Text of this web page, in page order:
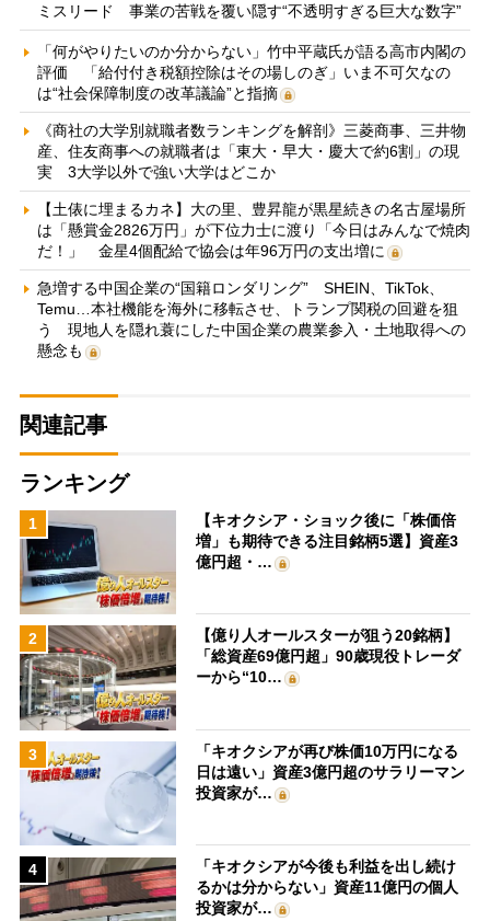
ミスリード 事業の苦戦を覆い隠す“不透明すぎる巨大な数字”
「何がやりたいのか分からない」竹中平蔵氏が語る高市内閣の
評価 「給付付き税額控除はその場しのぎ」いま不可欠なの
は“社会保障制度の改革議論”と指摘
《商社の大学別就職者数ランキングを解剖》三菱商事、三井物
産、住友商事への就職者は「東大・早大・慶大で約6割」の現
実 3大学以外で強い大学はどこか
【土俵に埋まるカネ】大の里、豊昇龍が黒星続きの名古屋場所
は「懸賞金2826万円」が下位力士に渡り「今日はみんなで焼肉
だ！」 金星4個配給で協会は年96万円の支出増に
急増する中国企業の“国籍ロンダリング” SHEIN、TikTok、
Temu…本社機能を海外に移転させ、トランプ関税の回避を狙
う 現地人を隠れ蓑にした中国企業の農業参入・土地取得への
懸念も
関連記事
ランキング
1
【キオクシア・ショック後に「株価倍
増」も期待できる注目銘柄5選】資産3
億円超・…
2
【億り人オールスターが狙う20銘柄】
「総資産69億円超」90歳現役トレーダ
ーから“10…
3
「キオクシアが再び株価10万円になる
日は遠い」資産3億円超のサラリーマン
投資家が…
4
「キオクシアが今後も利益を出し続け
るかは分からない」資産11億円の個人
投資家が…